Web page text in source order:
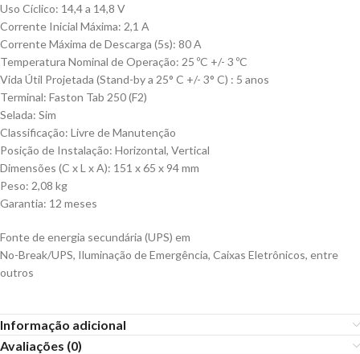
Uso Cíclico: 14,4 a 14,8 V
Corrente Inicial Máxima: 2,1 A
Corrente Máxima de Descarga (5s): 80 A
Temperatura Nominal de Operação: 25 ºC +/- 3 ºC
Vida Útil Projetada (Stand-by a 25° C +/- 3° C) : 5 anos
Terminal: Faston Tab 250 (F2)
Selada: Sim
Classificação: Livre de Manutenção
Posição de Instalação: Horizontal, Vertical
Dimensões (C x L x A): 151 x 65 x 94 mm
Peso: 2,08 kg
Garantia: 12 meses
Fonte de energia secundária (UPS) em
No-Break/UPS, Iluminação de Emergência, Caixas Eletrônicos, entre
outros
Informação adicional
Avaliações (0)